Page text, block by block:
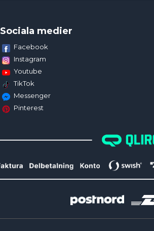
Sociala medier
Facebook
Instagram
Youtube
TikTok
Messenger
Pinterest